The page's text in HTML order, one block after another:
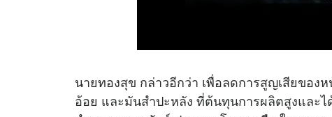
นายทองสุข กล่าวอีกว่า เพื่อลดการสูญเสียขอ
อ้อย และมันสำปะหลัง ที่ต้นทุนการผลิตสูงและ